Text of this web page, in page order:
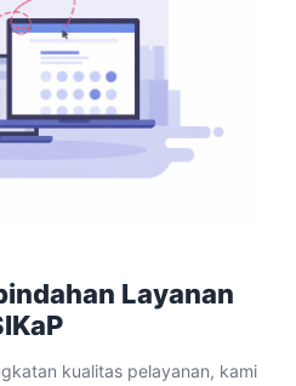
Layanan
kualitas pelayanan, kami